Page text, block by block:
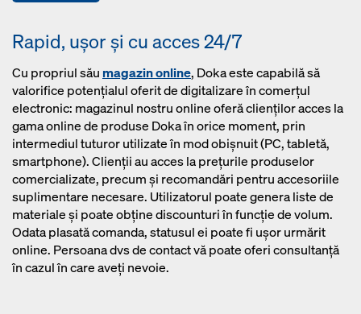
Rapid, ușor și cu acces 24/7
Cu propriul său magazin online, Doka este capabilă să
valorifice potențialul oferit de digitalizare în comerțul
electronic: magazinul nostru online oferă clienților acces la
gama online de produse Doka în orice moment, prin
intermediul tuturor utilizate în mod obișnuit (PC, tabletă,
smartphone). Clienții au acces la prețurile produselor
comercializate, precum și recomandări pentru accesoriile
suplimentare necesare. Utilizatorul poate genera liste de
materiale și poate obține discounturi în funcție de volum.
Odata plasată comanda, statusul ei poate fi ușor urmărit
online. Persoana dvs de contact vă poate oferi consultanță
în cazul în care aveți nevoie.